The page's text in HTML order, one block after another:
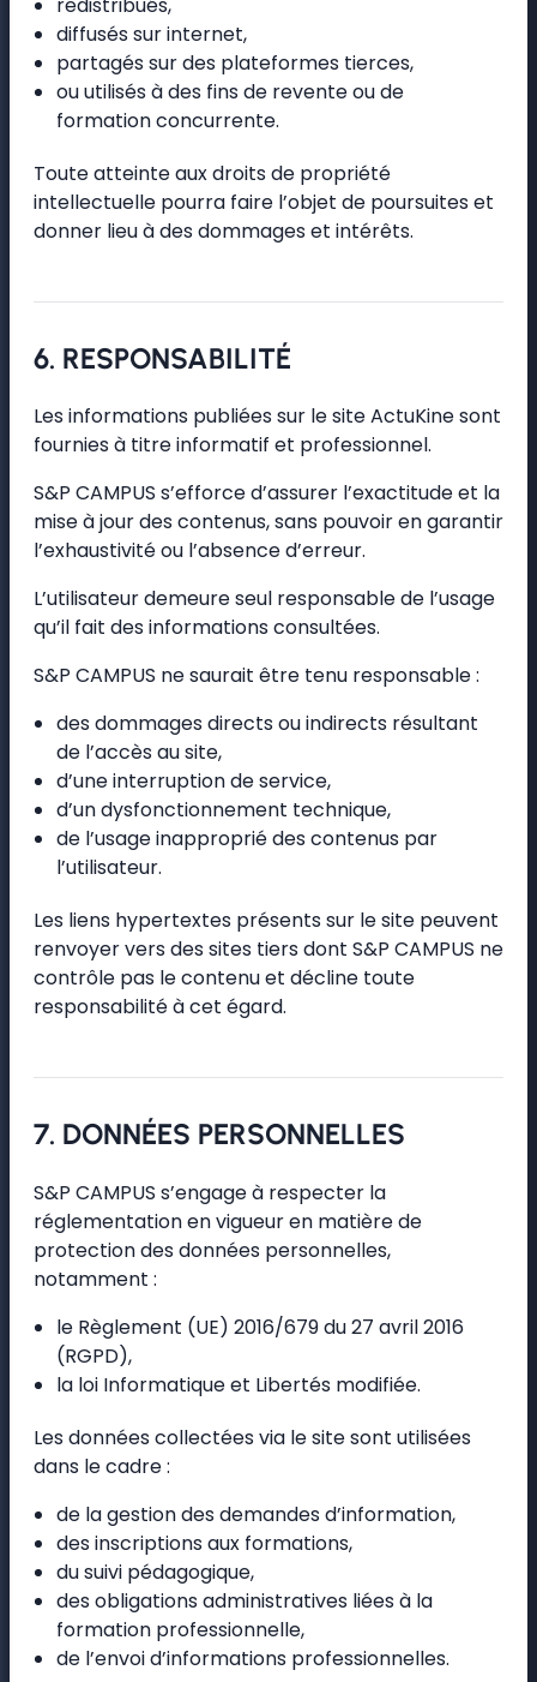
diffusés sur internet,
partagés sur des plateformes tierces,
ou utilisés à des fins de revente ou de
formation concurrente.
Toute atteinte aux droits de propriété
intellectuelle pourra faire l’objet de poursuites et
donner lieu à des dommages et intérêts.
6. RESPONSABILITÉ
Les informations publiées sur le site ActuKine sont
fournies à titre informatif et professionnel.
S&P CAMPUS s’efforce d’assurer l’exactitude et la
mise à jour des contenus, sans pouvoir en garantir
l’exhaustivité ou l’absence d’erreur.
L’utilisateur demeure seul responsable de l’usage
qu’il fait des informations consultées.
S&P CAMPUS ne saurait être tenu responsable :
des dommages directs ou indirects résultant
de l’accès au site,
d’une interruption de service,
d’un dysfonctionnement technique,
de l’usage inapproprié des contenus par
l’utilisateur.
Les liens hypertextes présents sur le site peuvent
renvoyer vers des sites tiers dont S&P CAMPUS ne
contrôle pas le contenu et décline toute
responsabilité à cet égard.
7. DONNÉES PERSONNELLES
S&P CAMPUS s’engage à respecter la
réglementation en vigueur en matière de
protection des données personnelles,
notamment :
le Règlement (UE) 2016/679 du 27 avril 2016
(RGPD),
la loi Informatique et Libertés modifiée.
Les données collectées via le site sont utilisées
dans le cadre :
de la gestion des demandes d’information,
des inscriptions aux formations,
du suivi pédagogique,
des obligations administratives liées à la
formation professionnelle,
de l’envoi d’informations professionnelles.